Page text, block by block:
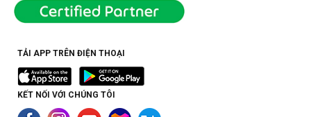
TẢI APP TRÊN ĐIỆN THOẠI
KẾT NỐI VỚI CHÚNG TÔI